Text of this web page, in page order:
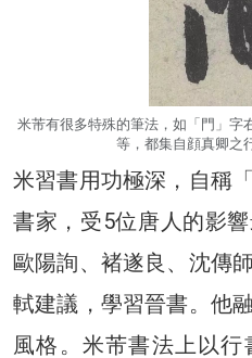
米芾有很多特殊的筆法，如「門」字
等，都集自顔真卿之
米習書用功極深，自稱
書家，受5位唐人的影
歐陽詢、褚遂良、沈傳
軾建議，學習晉書。他
風格。米芾書法上以